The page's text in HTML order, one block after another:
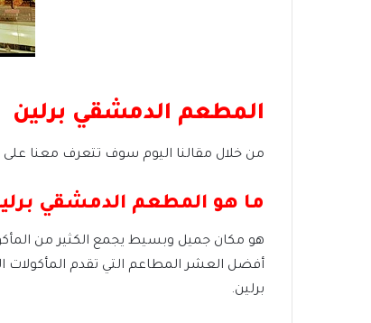
المطعم الدمشقي برلين
من خلال مقالنا اليوم سوف تتعرف معنا على
ما هو المطعم الدمشقي
هو مكان جميل وبسيط يجمع الكثير من
أفضل العشر المطاعم التي تقدم المأكولات
برلين.